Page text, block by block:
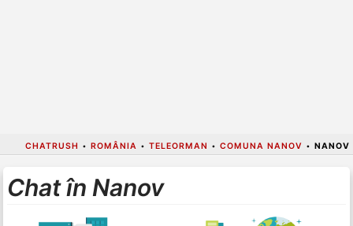
CHATRUSH • ROMÂNIA • TELEORMAN • COMUNA NANOV • NANOV
Chat în Nanov